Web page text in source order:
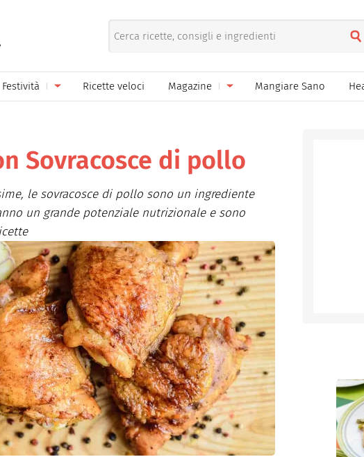
Marmellate e confetture
Ricette di base
Bevande
Festività
Carnevale
Festa della Mamma
Festa del Papà
Halloween
Natale
Pasqua
San Valentino
Ricette veloci Magazine Mangiare Sano
Sovracosce di pollo
le sovracosce di pollo sono un ingrediente
un grande potenziale nutrizionale e sono